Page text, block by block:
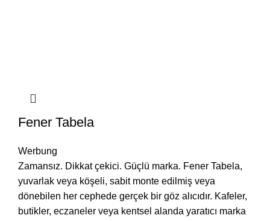
Fener Tabela
Werbung
Zamansız. Dikkat çekici. Güçlü marka. Fener Tabela,
yuvarlak veya köşeli, sabit monte edilmiş veya
dönebilen her cephede gerçek bir göz alıcıdır. Kafeler,
butikler, eczaneler veya kentsel alanda yaratıcı marka